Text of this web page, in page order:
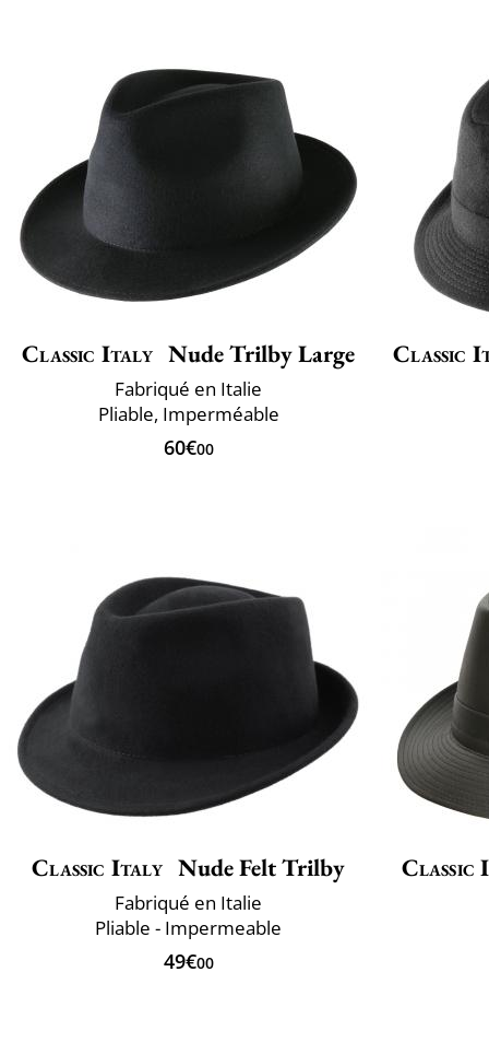
Classic Italy Nude Trilby Large
Fabriqué en Italie
Pliable, Imperméable
60€00
Classic
Classic Italy Nude Felt Trilby
Fabriqué en Italie
Pliable - Impermeable
49€00
Classic